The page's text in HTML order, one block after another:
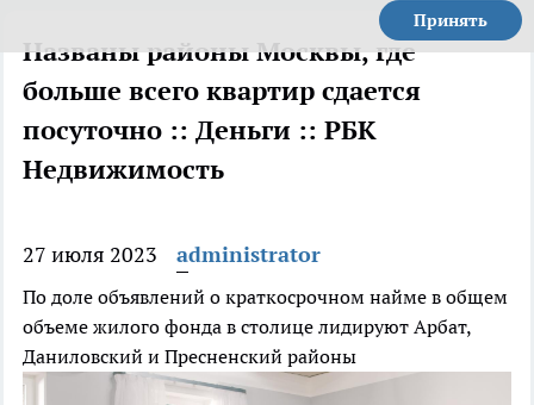
Принять
Названы районы Москвы, где
больше всего квартир сдается
посуточно :: Деньги :: РБК
Недвижимость
27 июля 2023 administrator
По доле объявлений о краткосрочном найме в общем
объеме жилого фонда в столице лидируют Арбат,
Даниловский и Пресненский районы